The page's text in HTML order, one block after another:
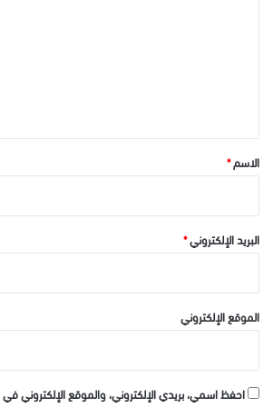
*الاسم*
البريد الإلكتروني*
الموقع الإلكتروني
احفظ اسمي، بريدي الإلكتروني، والموقع الإلكتروني